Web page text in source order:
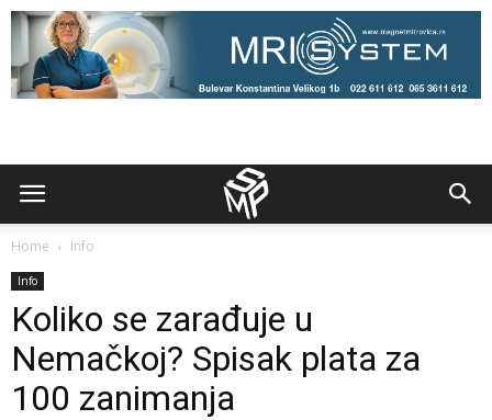
Home Info
Info
Koliko se zarađuje u
Nemačkoj? Spisak plata za
100 zanimanja